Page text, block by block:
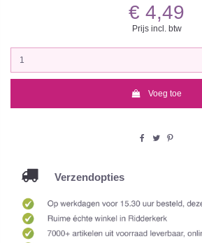
€ 4,49
Prijs incl. btw
Voeg toe
Verzendopties